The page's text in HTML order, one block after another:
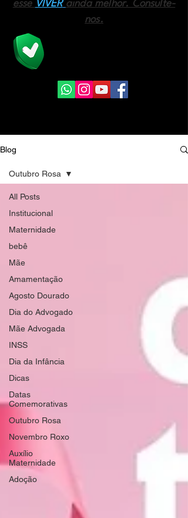
esse VIVER ainda melhor. Consulte-
nos.
Blog
All Posts
Institucional
Maternidade
bebê
Mãe
Amamentação
Agosto Dourado
Dia do Advogado
Mãe Advogada
INSS
Dia da Infância
Dicas
Datas
Comemorativas
Outubro Rosa
Novembro Roxo
Auxílio
Maternidade
Adoção
Outubro Rosa